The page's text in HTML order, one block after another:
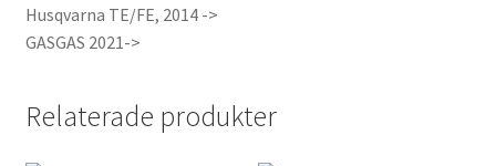
Husqvarna TE/FE, 2014 ->
GASGAS 2021->
Relaterade produkter